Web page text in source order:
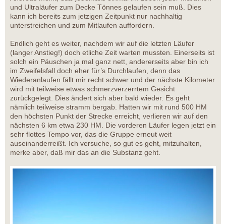
und Ultraläufer zum Decke Tönnes gelaufen sein muß. Dies
kann ich bereits zum jetzigen Zeitpunkt nur nachhaltig
unterstreichen und zum Mitlaufen auffordern.
Endlich geht es weiter, nachdem wir auf die letzten Läufer
(langer Anstieg!) doch etliche Zeit warten mussten. Einerseits ist
solch ein Päuschen ja mal ganz nett, andererseits aber bin ich
im Zweifelsfall doch eher für’s Durchlaufen, denn das
Wiederanlaufen fällt mir recht schwer und der nächste Kilometer
wird mit teilweise etwas schmerzverzerrtem Gesicht
zurückgelegt. Dies ändert sich aber bald wieder. Es geht
nämlich teilweise stramm bergab. Hatten wir mit rund 500 HM
den höchsten Punkt der Strecke erreicht, verlieren wir auf den
nächsten 6 km etwa 230 HM. Die vorderen Läufer legen jetzt ein
sehr flottes Tempo vor, das die Gruppe erneut weit
auseinanderreißt. Ich versuche, so gut es geht, mitzuhalten,
merke aber, daß mir das an die Substanz geht.